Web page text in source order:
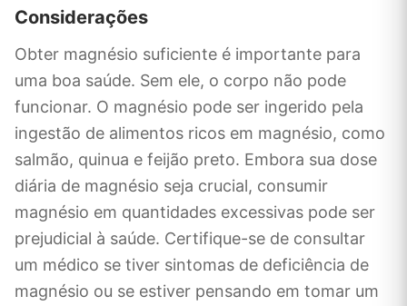
Considerações
Obter magnésio suficiente é importante para
uma boa saúde. Sem ele, o corpo não pode
funcionar. O magnésio pode ser ingerido pela
ingestão de alimentos ricos em magnésio, como
salmão, quinua e feijão preto. Embora sua dose
diária de magnésio seja crucial, consumir
magnésio em quantidades excessivas pode ser
prejudicial à saúde. Certifique-se de consultar
um médico se tiver sintomas de deficiência de
magnésio ou se estiver pensando em tomar um